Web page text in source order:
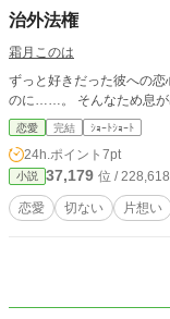
治外法権
霜月このは
ずっと好きだった彼への
のに……。 そんなため息が
恋愛 完結 ｼｮｰﾄｼｮｰﾄ
24h.ポイント 7pt
小説 37,179 位 /
恋愛 切ない 片想い